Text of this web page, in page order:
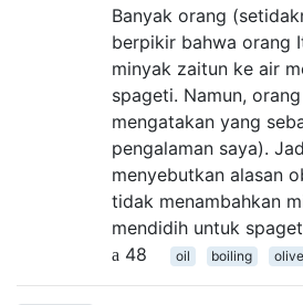
Banyak orang
berpikir bahwa orang
minyak zaitun ke air
spageti. Namun,
mengatakan yang
pengalaman saya).
menyebutkan alasan
tidak menambahkan
mendidih untuk
48
oil boiling olive